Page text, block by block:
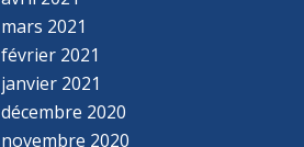
mars 2021
février 2021
janvier 2021
décembre 2020
novembre 2020